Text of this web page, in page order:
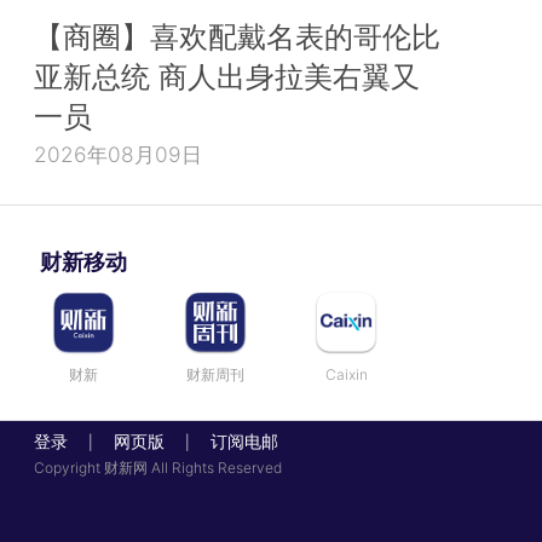
【商圈】喜欢配戴名表的哥伦比
亚新总统 商人出身拉美右翼又
一员
2026年08月09日
财新移动
财新 财新周刊 Caixin
登录 网页版 订阅电邮
Copyright 财新网 All Rights Reserved